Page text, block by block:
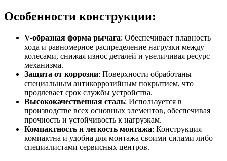
Особенности конструкции:
V-образная форма рычага: Обеспечивает плавность
хода и равномерное распределение нагрузки между
колесами, снижая износ деталей и увеличивая ресурс
механизма.
Защита от коррозии: Поверхности обработаны
специальным антикоррозийным покрытием, что
продлевает срок службы устройства.
Высококачественная сталь: Используется в
производстве всех основных элементов, обеспечивая
прочность и устойчивость к нагрузкам.
Компактность и легкость монтажа: Конструкция
компактна и удобна для монтажа своими силами либо
специалистами сервисных центров.